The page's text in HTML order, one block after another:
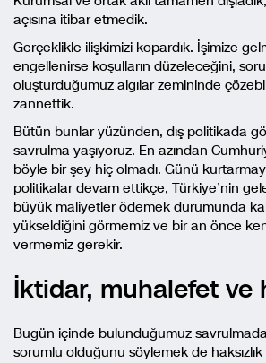
açısına itibar etmedik.
Gerçeklikle ilişkimizi kopardık. İşimize
engellenirse koşulların düzeleceğini,
oluşturduğumuz algılar zemininde
zannettik.
Bütün bunlar yüzünden, dış politikada
savrulma yaşıyoruz. En azından
böyle bir şey hiç olmadı. Günü
politikalar devam ettikçe, Türkiye’nin
büyük maliyetler ödemek durumunda
yükseldiğini görmemiz ve bir an önce
vermemiz gerekir.
İktidar, muhalefet ve
Bugün içinde bulunduğumuz
sorumlu olduğunu söylemek de haksızlık